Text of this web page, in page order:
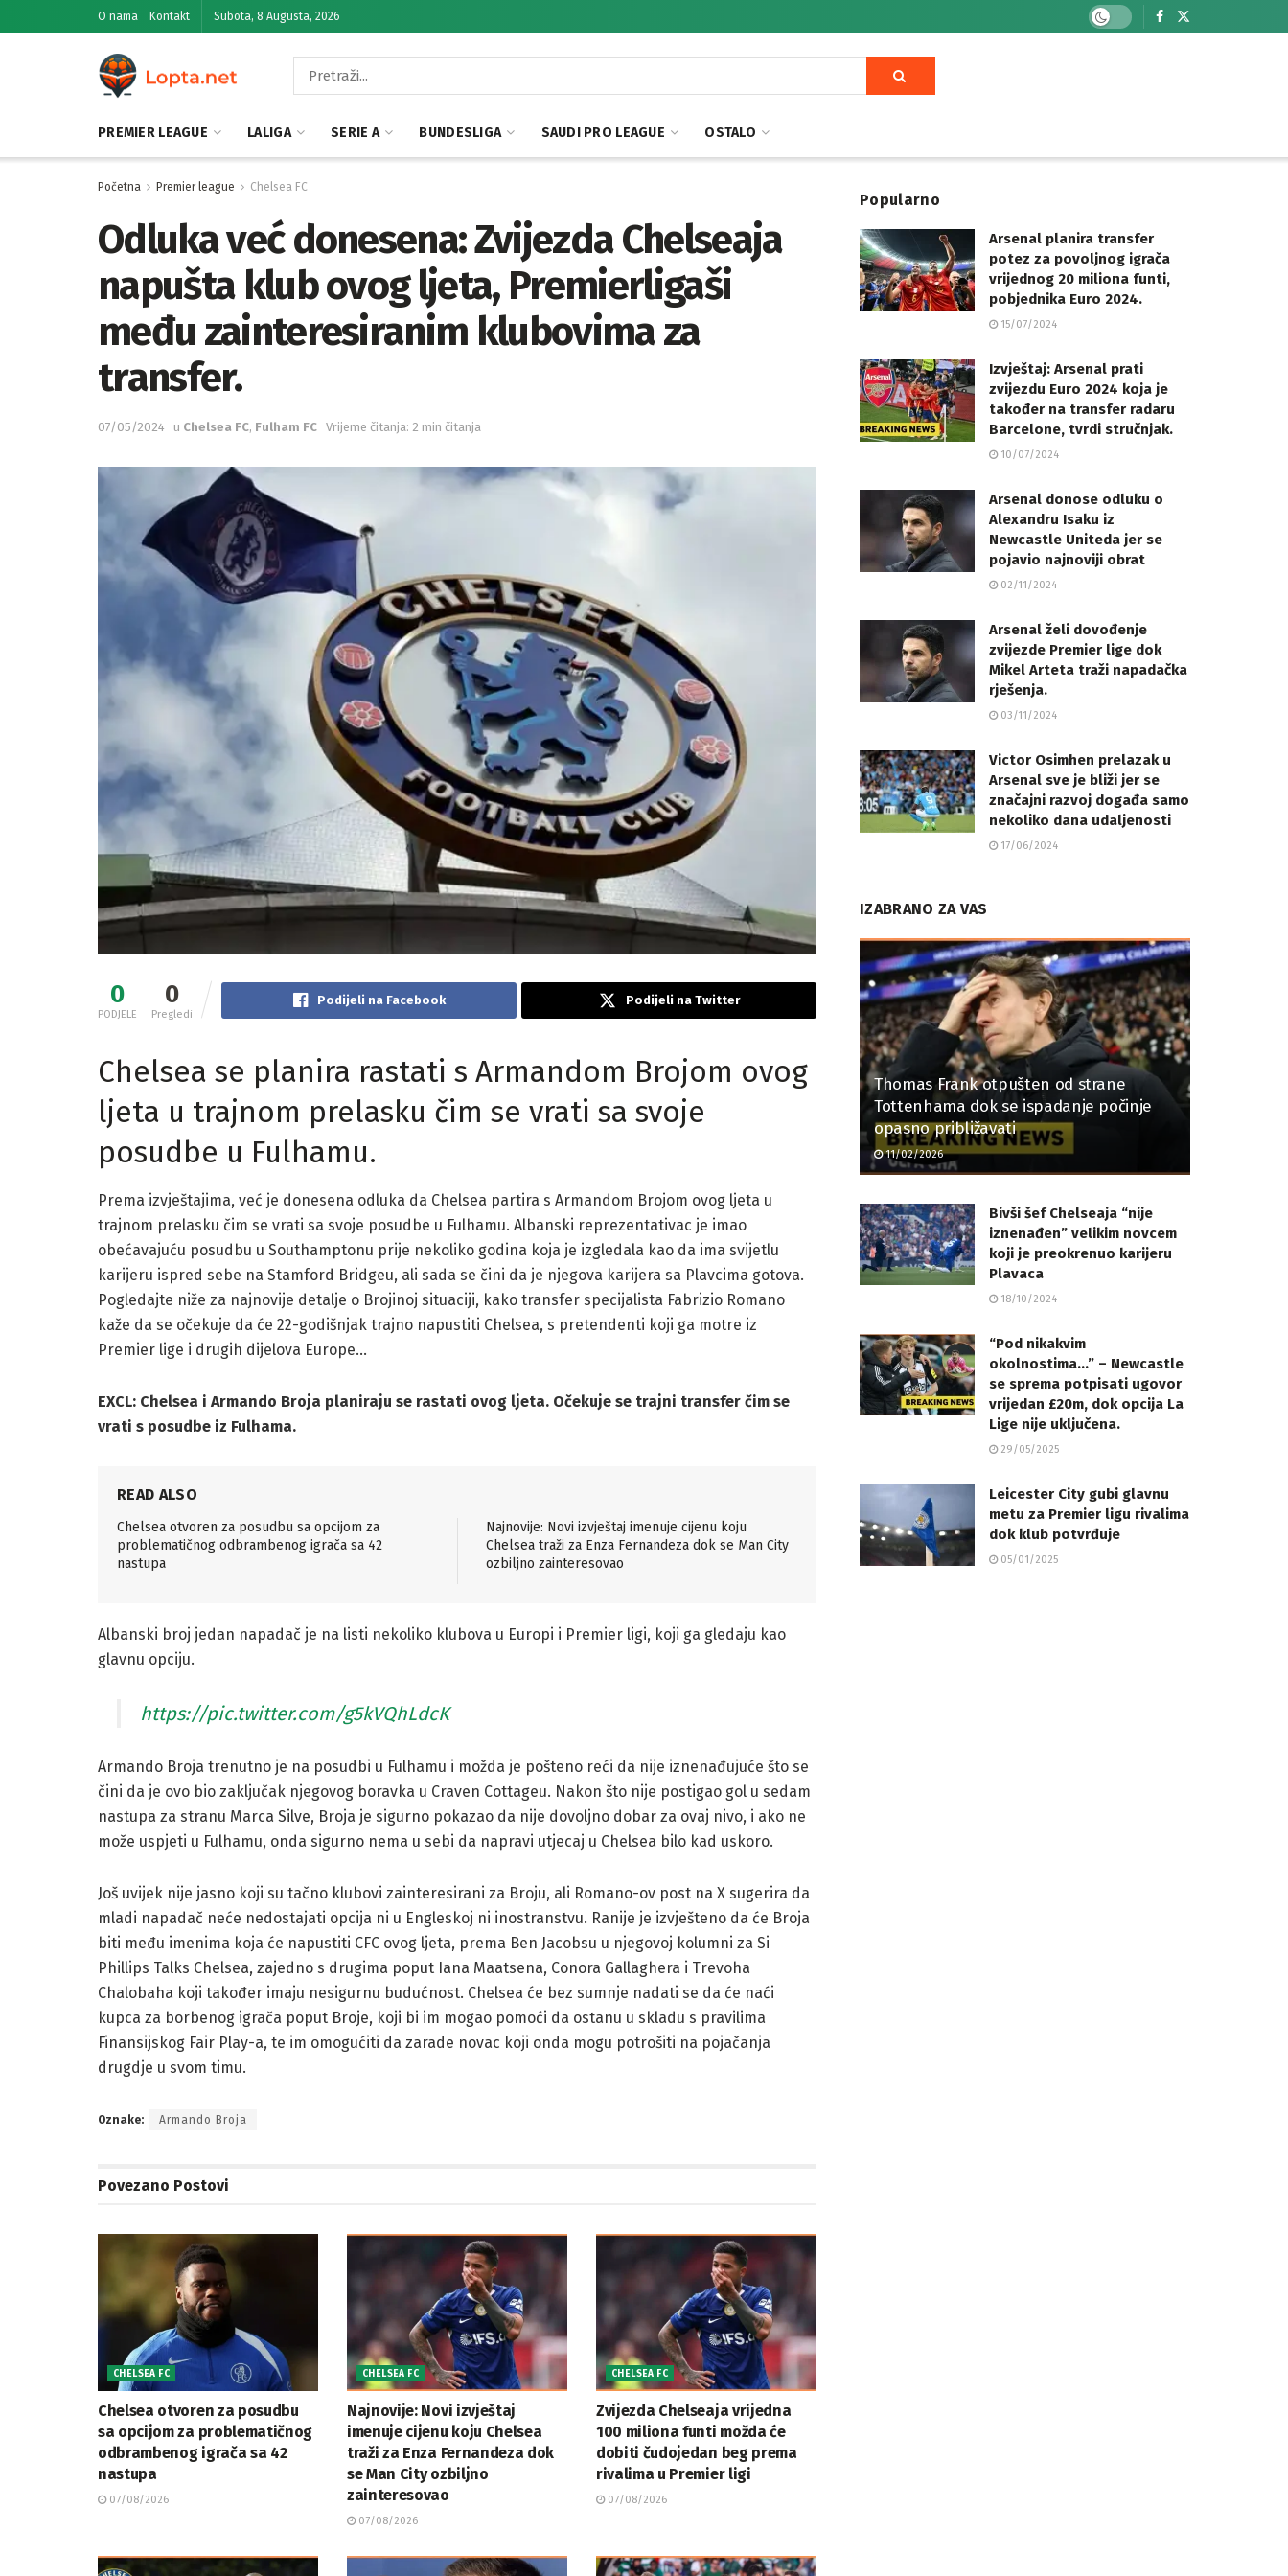
O nama Kontakt Subota, 8 Augusta, 2026
PREMIER LEAGUE LALIGA SERIE A BUNDESLIGA SAUDI PRO LEAGUE OSTALO
Početna Premier league Chelsea FC
Odluka već donesena: Zvijezda Chelseaja
napušta klub ovog ljeta, Premierligaši
među zainteresiranim klubovima za
transfer.
07/05/2024 u Chelsea FC, Fulham FC Vrijeme čitanja: 2 min čitanja
0
PODJELE
0
Pregledi
Podijeli na Facebook Podijeli na Twitter
Chelsea se planira rastati s Armandom Brojom ovog
ljeta u trajnom prelasku čim se vrati sa svoje
posudbe u Fulhamu.
Prema izvještajima, već je donesena odluka da Chelsea partira s Armandom Brojom ovog ljeta u
trajnom prelasku čim se vrati sa svoje posudbe u Fulhamu. Albanski reprezentativac je imao
obećavajuću posudbu u Southamptonu prije nekoliko godina koja je izgledala kao da ima svijetlu
karijeru ispred sebe na Stamford Bridgeu, ali sada se čini da je njegova karijera sa Plavcima gotova.
Pogledajte niže za najnovije detalje o Brojinoj situaciji, kako transfer specijalista Fabrizio Romano
kaže da se očekuje da će 22-godišnjak trajno napustiti Chelsea, s pretendenti koji ga motre iz
Premier lige i drugih dijelova Europe…
EXCL: Chelsea i Armando Broja planiraju se rastati ovog ljeta. Očekuje se trajni transfer čim se
vrati s posudbe iz Fulhama.
READ ALSO
Chelsea otvoren za posudbu sa opcijom za
problematičnog odbrambenog igrača sa 42
nastupa
Najnovije: Novi izvještaj imenuje cijenu koju
Chelsea traži za Enza Fernandeza dok se Man City
ozbiljno zainteresovao
Albanski broj jedan napadač je na listi nekoliko klubova u Europi i Premier ligi, koji ga gledaju kao
glavnu opciju.
https://pic.twitter.com/g5kVQhLdcK
Armando Broja trenutno je na posudbi u Fulhamu i možda je pošteno reći da nije iznenađujuće što se
čini da je ovo bio zaključak njegovog boravka u Craven Cottageu. Nakon što nije postigao gol u sedam
nastupa za stranu Marca Silve, Broja je sigurno pokazao da nije dovoljno dobar za ovaj nivo, i ako ne
može uspjeti u Fulhamu, onda sigurno nema u sebi da napravi utjecaj u Chelsea bilo kad uskoro.
Još uvijek nije jasno koji su tačno klubovi zainteresirani za Broju, ali Romano-ov post na X sugerira da
mladi napadač neće nedostajati opcija ni u Engleskoj ni inostranstvu. Ranije je izvješteno da će Broja
biti među imenima koja će napustiti CFC ovog ljeta, prema Ben Jacobsu u njegovoj kolumni za Si
Phillips Talks Chelsea, zajedno s drugima poput Iana Maatsena, Conora Gallaghera i Trevoha
Chalobaha koji također imaju nesigurnu budućnost. Chelsea će bez sumnje nadati se da će naći
kupca za borbenog igrača poput Broje, koji bi im mogao pomoći da ostanu u skladu s pravilima
Finansijskog Fair Play-a, te im omogućiti da zarade novac koji onda mogu potrošiti na pojačanja
drugdje u svom timu.
Oznake: Armando Broja
Povezano Postovi
CHELSEA FC
Chelsea otvoren za posudbu
sa opcijom za problematičnog
odbrambenog igrača sa 42
nastupa
07/08/2026
CHELSEA FC
Najnovije: Novi izvještaj
imenuje cijenu koju Chelsea
traži za Enza Fernandeza dok
se Man City ozbiljno
zainteresovao
07/08/2026
CHELSEA FC
Zvijezda Chelseaja vrijedna
100 miliona funti možda će
dobiti čudojedan beg prema
rivalima u Premier ligi
07/08/2026
Popularno
Arsenal planira transfer
potez za povoljnog igrača
vrijednog 20 miliona funti,
pobjednika Euro 2024.
15/07/2024
Izvještaj: Arsenal prati
zvijezdu Euro 2024 koja je
također na transfer radaru
Barcelone, tvrdi stručnjak.
10/07/2024
Arsenal donose odluku o
Alexandru Isaku iz
Newcastle Uniteda jer se
pojavio najnoviji obrat
02/11/2024
Arsenal želi dovođenje
zvijezde Premier lige dok
Mikel Arteta traži napadačka
rješenja.
03/11/2024
Victor Osimhen prelazak u
Arsenal sve je bliži jer se
značajni razvoj događa samo
nekoliko dana udaljenosti
17/06/2024
IZABRANO ZA VAS
Thomas Frank otpušten od strane
Tottenhama dok se ispadanje počinje
opasno približavati
11/02/2026
Bivši šef Chelseaja “nije
iznenađen” velikim novcem
koji je preokrenuo karijeru
Plavaca
18/10/2024
“Pod nikakvim
okolnostima…” – Newcastle
se sprema potpisati ugovor
vrijedan £20m, dok opcija La
Lige nije uključena.
29/05/2025
Leicester City gubi glavnu
metu za Premier ligu rivalima
dok klub potvrđuje
05/01/2025